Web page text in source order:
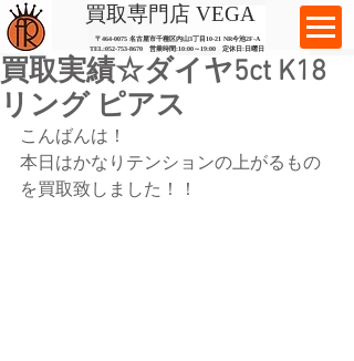
​買取専門店 VEGA
〒464-0075 名古屋市千種区内山3丁目10-21 ​ NR今池2F-A​
TEL:052-753-8670 営業時間:10:00～19:00​ 定休日:日曜日
買取実績☆ダイヤ5ct K18
リング ピアス
こんばんは！
本日はかなりテンションの上がるもの
を買取致しました！！